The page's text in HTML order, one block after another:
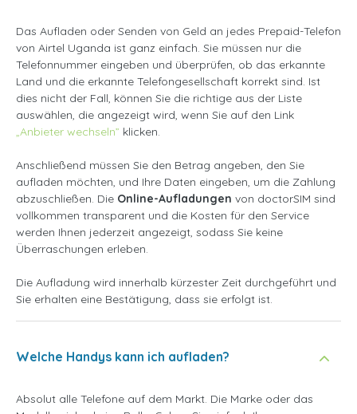
Das Aufladen oder Senden von Geld an jedes Prepaid-Telefon
von Airtel Uganda ist ganz einfach. Sie müssen nur die
Telefonnummer eingeben und überprüfen, ob das erkannte
Land und die erkannte Telefongesellschaft korrekt sind. Ist
dies nicht der Fall, können Sie die richtige aus der Liste
auswählen, die angezeigt wird, wenn Sie auf den Link
„Anbieter wechseln” klicken.
Anschließend müssen Sie den Betrag angeben, den Sie
aufladen möchten, und Ihre Daten eingeben, um die Zahlung
abzuschließen. Die Online-Aufladungen von doctorSIM sind
vollkommen transparent und die Kosten für den Service
werden Ihnen jederzeit angezeigt, sodass Sie keine
Überraschungen erleben.
Die Aufladung wird innerhalb kürzester Zeit durchgeführt und
Sie erhalten eine Bestätigung, dass sie erfolgt ist.
Welche Handys kann ich aufladen?
Absolut alle Telefone auf dem Markt. Die Marke oder das